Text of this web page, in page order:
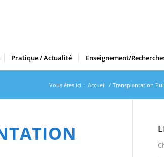
Pratique / Actualité Enseignement/
Vous êtes ici : Accueil / Transplantation